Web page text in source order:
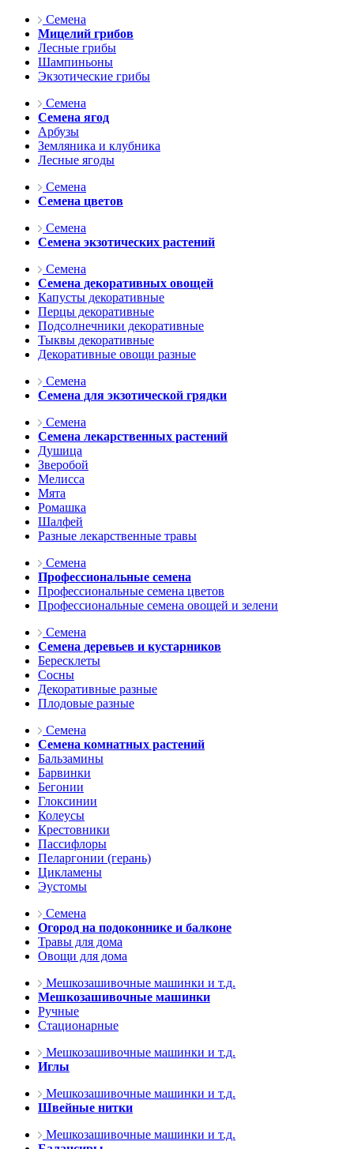
Семена
Мицелий грибов
Лесные грибы
Шампиньоны
Экзотические грибы
Семена
Семена ягод
Арбузы
Земляника и клубника
Лесные ягоды
Семена
Семена цветов
Семена
Семена экзотических растений
Семена
Семена декоративных овощей
Капусты декоративные
Перцы декоративные
Подсолнечники декоративные
Тыквы декоративные
Декоративные овощи разные
Семена
Семена для экзотической грядки
Семена
Семена лекарственных растений
Душица
Зверобой
Мелисса
Мята
Ромашка
Шалфей
Разные лекарственные травы
Семена
Профессиональные семена
Профессиональные семена цветов
Профессиональные семена овощей и зелени
Семена
Семена деревьев и кустарников
Бересклеты
Сосны
Декоративные разные
Плодовые разные
Семена
Семена комнатных растений
Бальзамины
Барвинки
Бегонии
Глоксинии
Колеусы
Крестовники
Пассифлоры
Пеларгонии (герань)
Цикламены
Эустомы
Семена
Огород на подоконнике и балконе
Травы для дома
Овощи для дома
Мешкозашивочные машинки и т.д.
Мешкозашивочные машинки
Ручные
Стационарные
Мешкозашивочные машинки и т.д.
Иглы
Мешкозашивочные машинки и т.д.
Швейные нитки
Мешкозашивочные машинки и т.д.